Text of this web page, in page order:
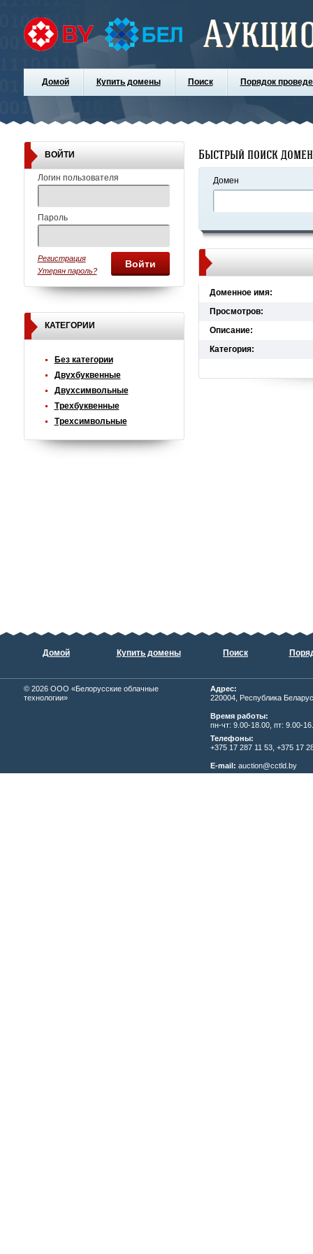
Домой Купить домены Поиск Порядок
ВОЙТИ
Логин пользователя
Пароль
Войти
Регистрация
Утерян пароль?
КАТЕГОРИИ
Без категории
Двухбуквенные
Двухсимвольные
Трехбуквенные
Трехсимвольные
Быстрый поиск
Домен
Доменное имя:
Просмотров:
Описание:
Категория:
Домой Купить домены Поиск
© 2026 ОOО «Белорусские облачные
технологии»
Адрес:
220004, Республика
Время работы:
пн-чт: 9.00-18.00, пт: 9.00-
Телефоны:
+375 17 287 11 53, +375 17
E-mail: auction@cctld.by